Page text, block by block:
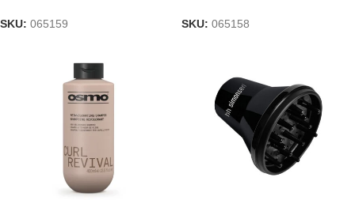
SKU: 065159 SKU: 065158